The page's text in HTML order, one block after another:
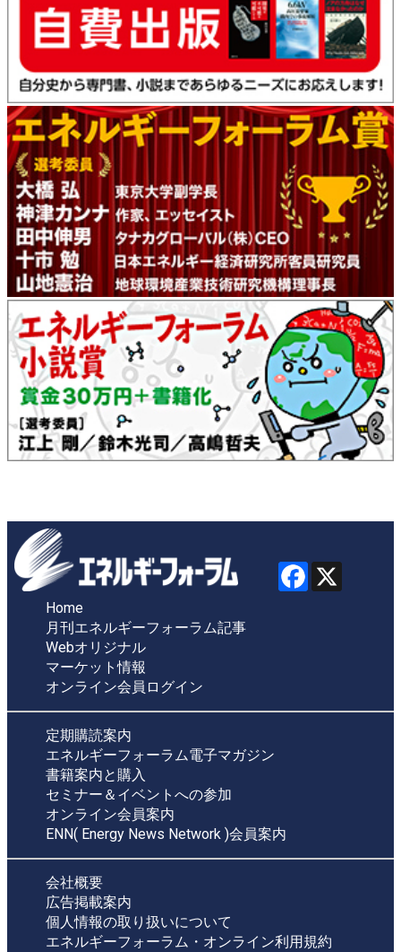
Home
月刊エネルギーフォーラム記事
Webオリジナル
マーケット情報
オンライン会員ログイン
定期購読案内
エネルギーフォーラム電子マガジン
書籍案内と購入
セミナー＆イベントへの参加
オンライン会員案内
ENN( Energy News Network )会員案内
会社概要
広告掲載案内
個人情報の取り扱いについて
エネルギーフォーラム・オンライン利用規約